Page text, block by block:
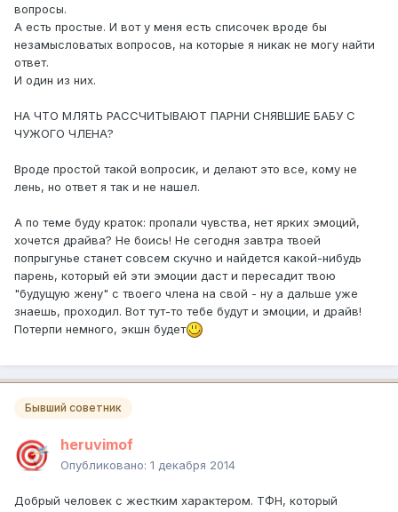
вопросы.
А есть простые. И вот у меня есть списочек вроде бы
незамысловатых вопросов, на которые я никак не могу найти
ответ.
И один из них.
НА ЧТО МЛЯТЬ РАССЧИТЫВАЮТ ПАРНИ СНЯВШИЕ БАБУ С
ЧУЖОГО ЧЛЕНА?
Вроде простой такой вопросик, и делают это все, кому не
лень, но ответ я так и не нашел.
А по теме буду краток: пропали чувства, нет ярких эмоций,
хочется драйва? Не боись! Не сегодня завтра твоей
попрыгунье станет совсем скучно и найдется какой-нибудь
парень, который ей эти эмоции даст и пересадит твою
"будущую жену" с твоего члена на свой - ну а дальше уже
знаешь, проходил. Вот тут-то тебе будут и эмоции, и драйв!
Потерпи немного, экшн будет
Бывший советник
heruvimof
Опубликовано: 1 декабря 2014
Добрый человек с жестким характером. ТФН, который